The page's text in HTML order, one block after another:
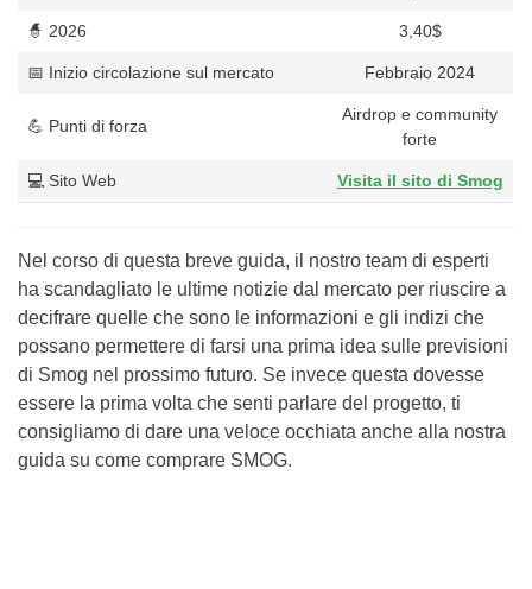
🧙 2026 3,40$
📅 Inizio circolazione sul mercato Febbraio 2024
💪 Punti di forza
Airdrop e community
forte
💻 Sito Web Visita il sito di Smog
Nel corso di questa breve guida, il nostro team di esperti
ha scandagliato le ultime notizie dal mercato per riuscire a
decifrare quelle che sono le informazioni e gli indizi che
possano permettere di farsi una prima idea sulle previsioni
di Smog nel prossimo futuro. Se invece questa dovesse
essere la prima volta che senti parlare del progetto, ti
consigliamo di dare una veloce occhiata anche alla nostra
guida su come comprare SMOG.